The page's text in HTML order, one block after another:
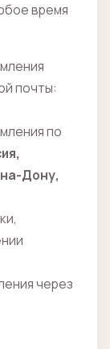
время
почты:
по
Дону,
через